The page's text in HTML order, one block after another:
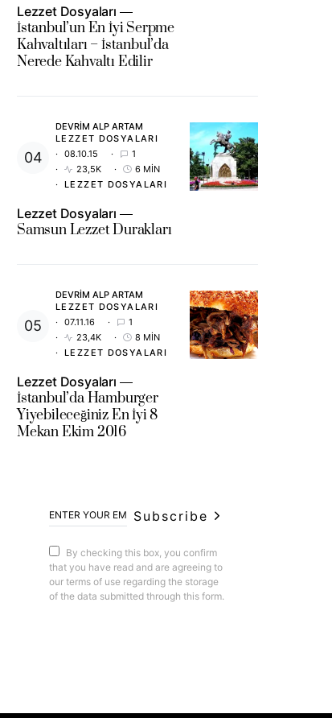
Lezzet Dosyaları
İstanbul’un En İyi Serpme
Kahvaltıları – İstanbul’da
Nerede Kahvaltı Edilir
DEVRIM ALP ARTAM
LEZZET DOSYALARI
08.10.15
1
23,5K
6 MIN
LEZZET DOSYALARI
Lezzet Dosyaları
Samsun Lezzet Durakları
DEVRIM ALP ARTAM
LEZZET DOSYALARI
07.11.16
1
23,4K
8 MIN
LEZZET DOSYALARI
Lezzet Dosyaları
İstanbul’da Hamburger
Yiyebileceğiniz En İyi 8
Mekan Ekim 2016
Subscribe
By checking this box, you confirm
that you have read and are agreeing to
our terms of use regarding the storage
of the data submitted through this form.